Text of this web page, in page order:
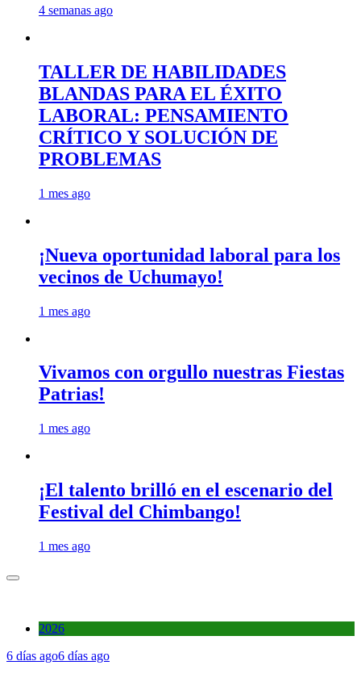
4 semanas ago
TALLER DE HABILIDADES
BLANDAS PARA EL ÉXITO
LABORAL: PENSAMIENTO
CRÍTICO Y SOLUCIÓN DE
PROBLEMAS
1 mes ago
¡Nueva oportunidad laboral para los
vecinos de Uchumayo!
1 mes ago
Vivamos con orgullo nuestras Fiestas
Patrias!
1 mes ago
¡El talento brilló en el escenario del
Festival del Chimbango!
1 mes ago
2026
6 días ago6 días ago